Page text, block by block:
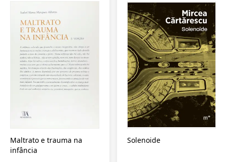
Maltrato e trauma na
infância
Solenoide